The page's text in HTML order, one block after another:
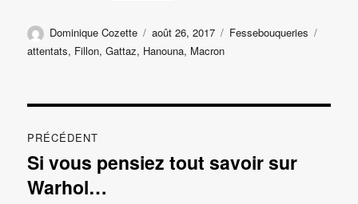
Auteur
Dominique Cozette
Publié
le
août 26, 2017 Catégories
Fessebouqueries
attentats, Fillon,Gattaz, Hanouna, Macron
de
l’article
PRÉCÉDENT
Publication
précédente :
Si vous pensiez tout savoir sur
Warhol…